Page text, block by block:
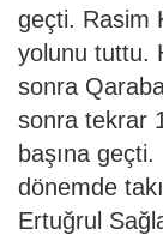
geçti. Rasim
yolunu tuttu.
sonra
sonra tekrar
başına geçti.
dönemde
Ertuğrul